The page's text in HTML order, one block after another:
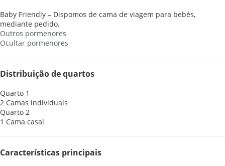
Baby Friendly – Dispomos de cama de viagem para bebés,
mediante pedido.
Outros pormenores
Ocultar pormenores
Distribuição de quartos
Quarto 1
2 Camas individuais
Quarto 2
1 Cama casal
Características principais